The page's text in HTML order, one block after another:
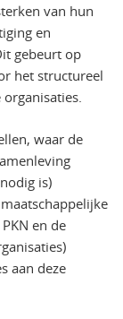
van hun
en
gebeurt op
het structureel
waar de
is)
en de
aan deze